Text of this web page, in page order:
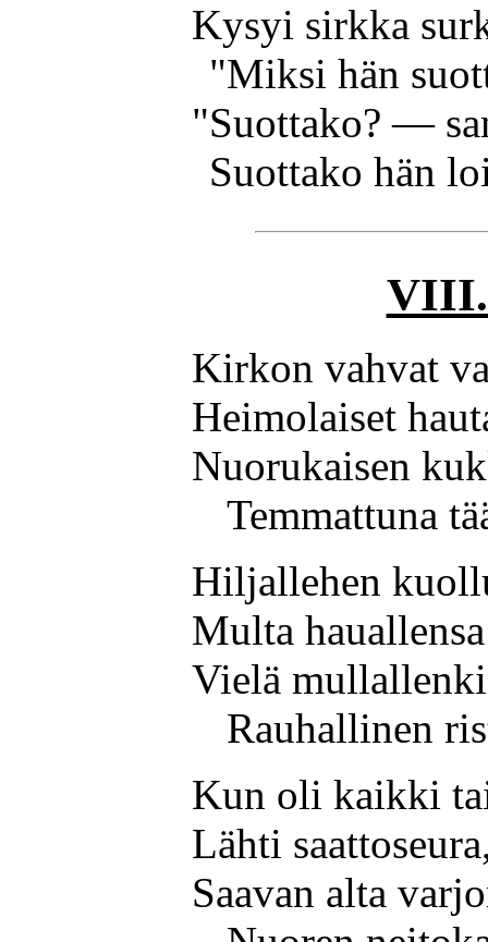
Kysyi sirkka
"Miksi hän
"Suottako? —
Suottako hän
VIII.
Kirkon vahvat
Heimolaiset
Nuorukaisen
Temmattuna
Hiljallehen
Multa
Vielä
Rauhallinen
Kun oli kaikki
Lähti
Saavan alta